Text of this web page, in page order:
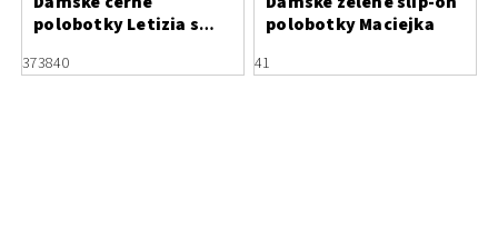
polobotky Letizia s
373840
polobotky Maciejka
41